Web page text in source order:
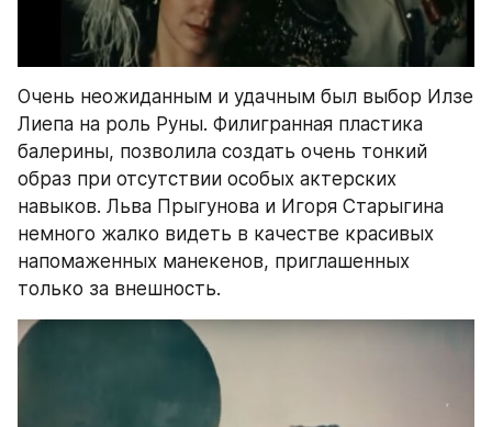
Очень неожиданным и удачным был выбор Илзе
Лиепа на роль Руны. Филигранная пластика
балерины, позволила создать очень тонкий
образ при отсутствии особых актерских
навыков. Льва Прыгунова и Игоря Старыгина
немного жалко видеть в качестве красивых
напомаженных манекенов, приглашенных
только за внешность.